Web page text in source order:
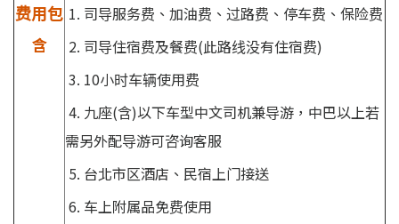
费用包
含
1. 司导服务费、加油费、过路费、停车费、保险费
2. 司导住宿费及餐费(此路线没有住宿费)
3. 10小时车辆使用费
4. 九座(含)以下车型中文司机兼导游，中巴以上若
需另外配导游可咨询客服
5. 台北市区酒店、民宿上门接送
6. 车上附属品免费使用